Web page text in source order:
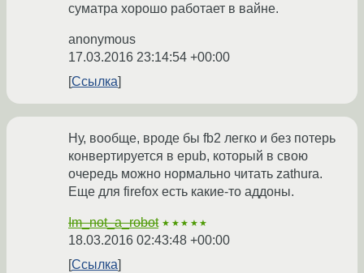
суматра хорошо работает в вайне.
anonymous
17.03.2016 23:14:54 +00:00
Ссылка
Ну, вообще, вроде бы fb2 легко и без потерь
конвертируется в epub, который в свою
очередь можно нормально читать zathura.
Еще для firefox есть какие-то аддоны.
Im_not_a_robot ★★★★★
18.03.2016 02:43:48 +00:00
Ссылка